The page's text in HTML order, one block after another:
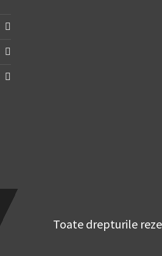
Toate drepturile